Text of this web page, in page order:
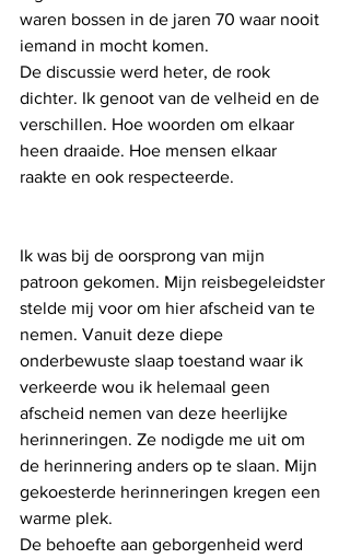
waren bossen in de jaren 70 waar nooit
iemand in mocht komen.
De discussie werd heter, de rook
dichter. Ik genoot van de velheid en de
verschillen. Hoe woorden om elkaar
heen draaide. Hoe mensen elkaar
raakte en ook respecteerde.
Ik was bij de oorsprong van mijn
patroon gekomen. Mijn reisbegeleidster
stelde mij voor om hier afscheid van te
nemen. Vanuit deze diepe
onderbewuste slaap toestand waar ik
verkeerde wou ik helemaal geen
afscheid nemen van deze heerlijke
herinneringen. Ze nodigde me uit om
de herinnering anders op te slaan. Mijn
gekoesterde herinneringen kregen een
warme plek.
De behoefte aan geborgenheid werd